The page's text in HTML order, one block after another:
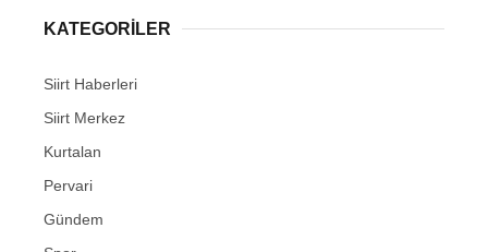
KATEGORİLER
Siirt Haberleri
Siirt Merkez
Kurtalan
Pervari
Gündem